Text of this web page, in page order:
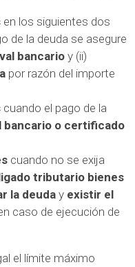
en los siguientes dos
de la deuda se asegure
bancario y (ii)
por razón del importe
cuando el pago de la
bancario o certificado
cuando no se exija
tributario bienes
la deuday existir el
caso de ejecución de
el límite máximo